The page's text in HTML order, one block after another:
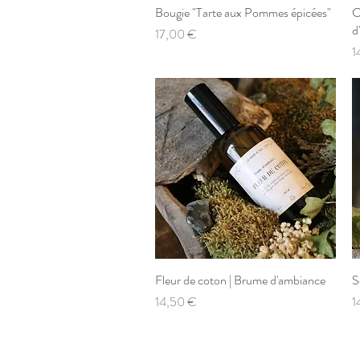
Aperçu rapide
Bougie "Tarte aux Pommes épicées"
Prix
17,00 €
Aperçu rapide
Fleur de coton | Brume d'ambiance
Prix
14,50 €